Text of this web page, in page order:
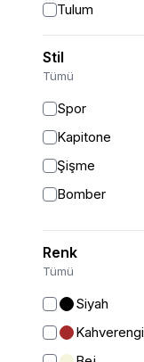
Tulum
Pantolon
Etek
Ferace
Kap & Pardesü
Trençkot
Hırka
Stil
Tümü
Spor
Kapitone
Şişme
Bomber
Renk
Tümü
Siyah
Kahverengi